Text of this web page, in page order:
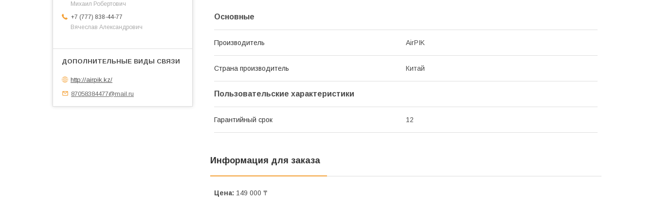
Основные
Производитель AirPIK
Страна производитель Китай
Пользовательские характеристики
Гарантийный срок 12
Информация для заказа
Цена: 149 000 ₸
Михаил Робертович
+7 (777) 838-44-77
Вячеслав Александрович
http://airpik.kz/
87058384477@mail.ru